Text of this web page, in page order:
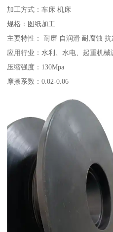
加工方式：车床 机床
规格：图纸加工
主要特性： 耐磨 自润滑 耐腐蚀
应用行业：水利、水电、起重机
压缩强度：130Mpa
摩擦系数：0.02-0.06